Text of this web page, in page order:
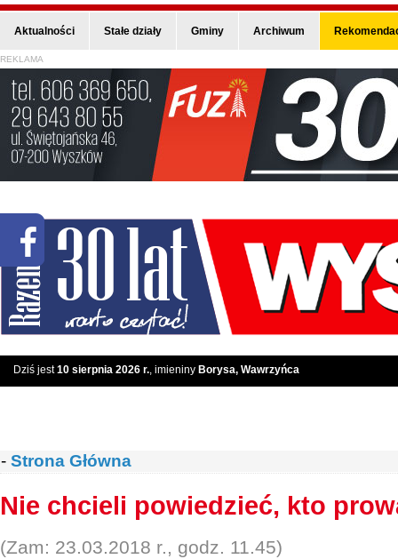
Aktualności Stałe działy Gminy Archiwum
REKLAMA
Dziś jest10 sierpnia 2026 r., imieniny Borysa, Wawrzyńca
- Strona Główna
Nie chcieli powiedzieć, kto
(Zam: 23.03.2018 r., godz. 11.45)